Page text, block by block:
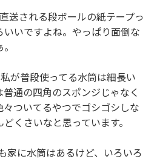
送される段ボールの紙テープっ
いですよね。やっぱり面倒な
が普段使ってる水筒は細長い
通の四角のスポンジじゃなく
ついてるやつでゴシゴシしな
くさいなと思っています。
家に水筒はあるけど、いろいろ